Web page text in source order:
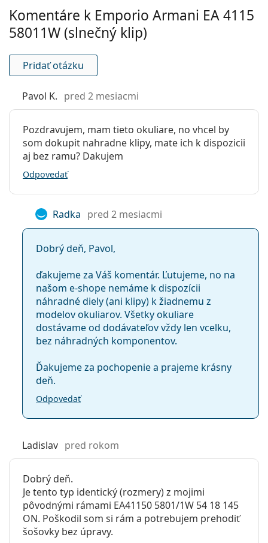
Príslušenstvo
Okuliare dodávame s originálnym puzdrom. Farba
Handrička, ktorá je súčasťou balenia, je ideálna na
čistenie a starostlivosť o okuliare. Niektoré modely
vrecko.
prečítajte pokyny.
Komentáre k Emporio Armani EA 4115
58011W (slnečný klip)
Pridať otázku
Pavol K. pred 2 mesiacmi
Pozdravujem, mam tieto okuliare, no vhcel by
som dokupit nahradne klipy, mate ich k dispozicii
aj bez ramu? Dakujem
Odpovedať
Radka pred 2 mesiacmi
Dobrý deň, Pavol,
ďakujeme za Váš komentár. Ľutujeme, no na
našom e-shope nemáme k dispozícii
náhradné diely (ani klipy) k žiadnemu z
modelov okuliarov. Všetky okuliare
dostávame od dodávateľov vždy len vcelku,
bez náhradných komponentov.
Ďakujeme za pochopenie a prajeme krásny
deň.
Odpovedať
Ladislav pred rokom
Dobrý deň.
Je tento typ identický (rozmery) z mojimi
pôvodnými rámami EA41150 5801/1W 54 18 145
ON. Poškodil som si rám a potrebujem prehodiť
šošovky bez úpravy.